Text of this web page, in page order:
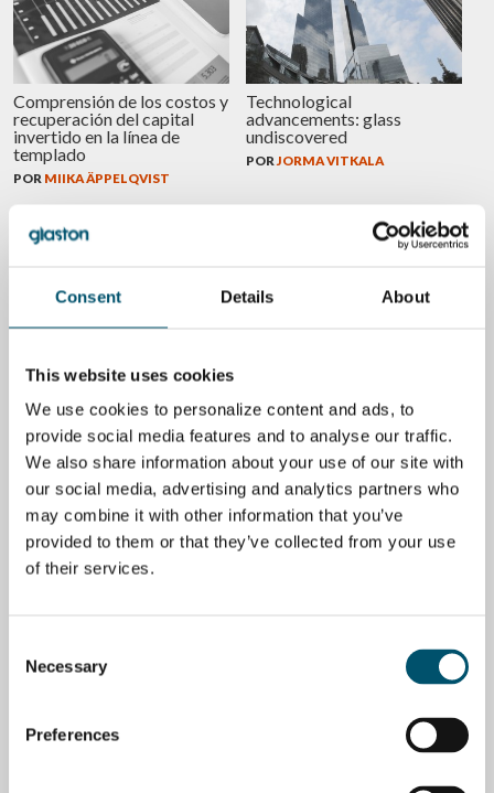
Consent Details About
This website uses cookies
We use cookies to personalize content and ads, to
provide social media features and to analyse our traffic.
We also share information about your use of our site with
our social media, advertising and analytics partners who
may combine it with other information that you’ve
provided to them or that they’ve collected from your use
of their services.
Selection
Necessary
Preferences
Comprensión de los costos y
recuperación del capital
invertido en la línea de
templado
POR MIIKA ÄPPELQVIST
Technological
advancements: glass
undiscovered
POR JORMA VITKALA
EMPRESA
Change is not a threat, it’s an
opportunity – The future of
glass in urban design
PORMIIKA ÄPPELQVIST
EMPRESA
PORJORMA VITKALA
EMPRESA
EMPRESA